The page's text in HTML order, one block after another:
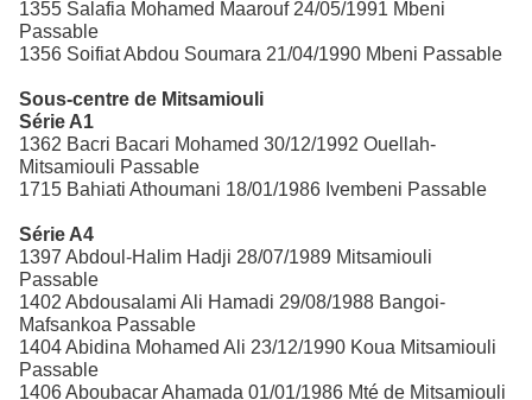
1355 Salafia Mohamed Maarouf 24/05/1991 Mbeni
Passable
1356 Soifiat Abdou Soumara 21/04/1990 Mbeni Passable
Sous-centre de Mitsamiouli
Série A1
1362 Bacri Bacari Mohamed 30/12/1992 Ouellah-
Mitsamiouli Passable
1715 Bahiati Athoumani 18/01/1986 Ivembeni Passable
Série A4
1397 Abdoul-Halim Hadji 28/07/1989 Mitsamiouli
Passable
1402 Abdousalami Ali Hamadi 29/08/1988 Bangoi-
Mafsankoa Passable
1404 Abidina Mohamed Ali 23/12/1990 Koua Mitsamiouli
Passable
1406 Aboubacar Ahamada 01/01/1986 Mté de Mitsamiouli